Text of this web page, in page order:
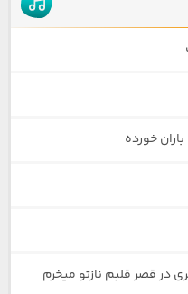
خورده
قصر قلبم نازتو میخرم